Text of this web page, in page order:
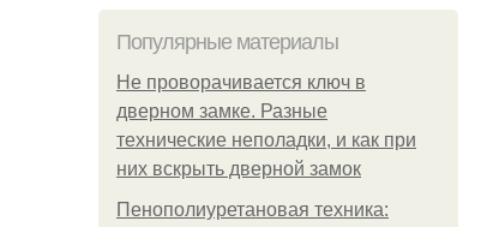
Популярные материалы
Не проворачивается ключ в
дверном замке. Разные
технические неполадки, и как при
них вскрыть дверной замок
Пенополиуретановая техника: